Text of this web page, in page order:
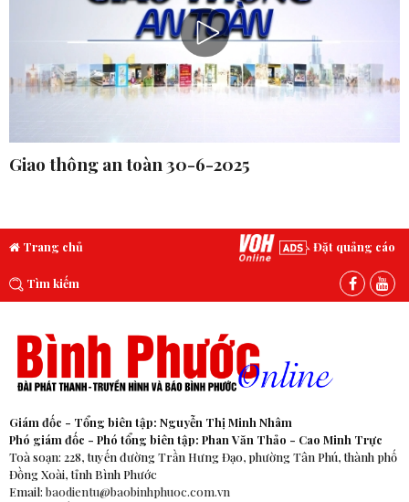
Giao thông an toàn 30-6-2025
Trang chủ Đặt quảng cáo
Tìm kiếm
Giám đốc - Tổng biên tập: Nguyễn Thị Minh Nhâm
Phó giám đốc - Phó tổng biên tập: Phan Văn Thảo - Cao Minh Trực
Toà soạn: 228, tuyến đường Trần Hưng Đạo, phường Tân Phú, thành phố
Đồng Xoài, tỉnh Bình Phước
Email: baodientu@baobinhphuoc.com.vn